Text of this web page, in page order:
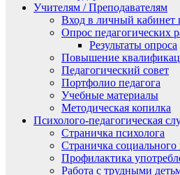
Учителям / Преподавателям
Вход в личный кабинет
Опрос педагогических
Результаты опроса
Повышение
Педагогический совет
Портфолио педагога
Учебные материалы
Методическая копилка
Психолого-педагогическая
Страничка психолога
Страничка социального
Профилактика
Работа с трудными